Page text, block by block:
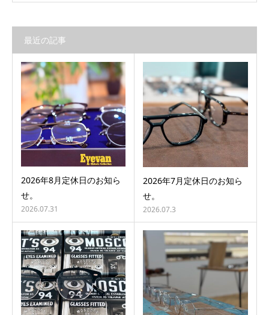
最近の記事
2026年8月定休日のお知ら
せ。
2026.07.31
2026年7月定休日のお知ら
せ。
2026.07.3